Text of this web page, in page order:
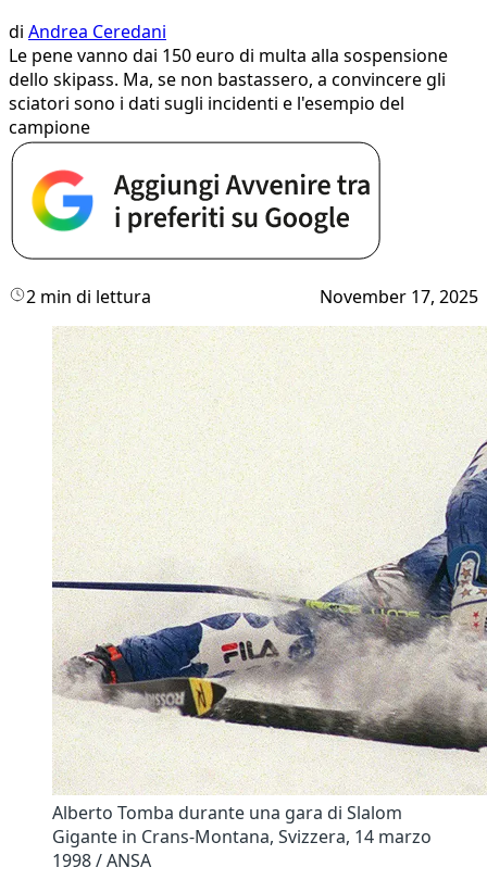
di Andrea Ceredani
Le pene vanno dai 150 euro di multa alla sospensione
dello skipass. Ma, se non bastassero, a convincere gli
sciatori sono i dati sugli incidenti e l'esempio del
campione
2 min di lettura November 17, 2025
Alberto Tomba durante una gara di Slalom
Gigante in Crans-Montana, Svizzera, 14 marzo
1998 / ANSA